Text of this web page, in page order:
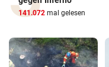
141.072 mal gelesen